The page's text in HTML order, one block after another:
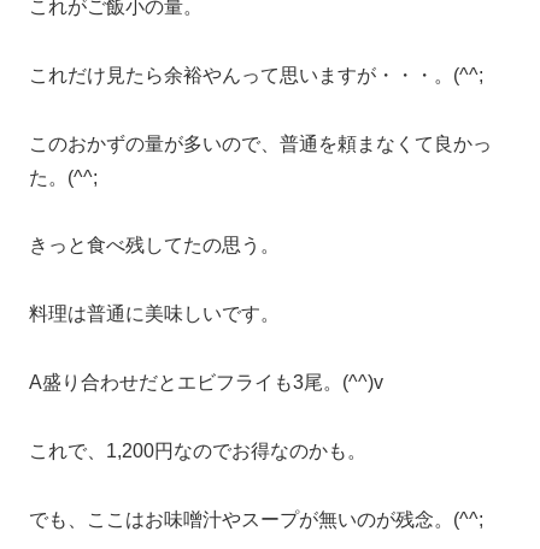
これがご飯小の量。
これだけ見たら余裕やんって思いますが・・・。(^^;
このおかずの量が多いので、普通を頼まなくて良かっ
た。(^^;
きっと食べ残してたの思う。
料理は普通に美味しいです。
A盛り合わせだとエビフライも3尾。(^^)v
これで、1,200円なのでお得なのかも。
でも、ここはお味噌汁やスープが無いのが残念。(^^;